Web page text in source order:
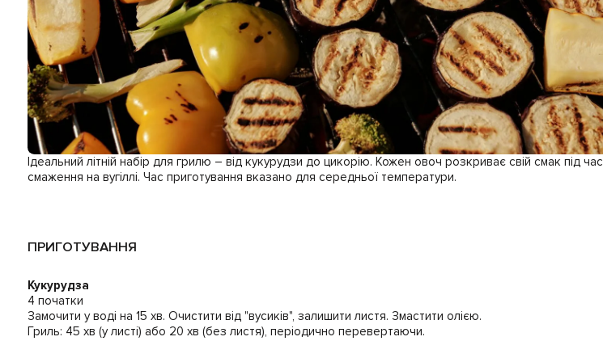
Ідеальний літній набір для грилю – від кукурудзи до цикорію. Кожен овоч розкриває свій смак під час
смаження на вугіллі. Час приготування вказано для середньої температури.
ПРИГОТУВАННЯ
Кукурудза
4 початки
Замочити у воді на 15 хв. Очистити від "вусиків", залишити листя. Змастити олією.
Гриль: 45 хв (у листі) або 20 хв (без листя), періодично перевертаючи.